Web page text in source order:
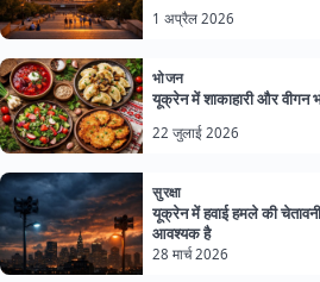
1 अप्रैल 2026
भोजन
यूक्रेन में शाकाहारी और वीगन
22 जुलाई 2026
सुरक्षा
यूक्रेन में हवाई हमले की
आवश्यक है
28 मार्च 2026